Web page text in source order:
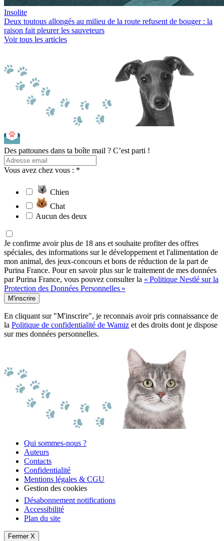
Insolite
Deux toutous allongés au milieu de la route refusent de bouger : la
raison fait pleurer les sauveteurs
Voir tous les articles
Des pattounes dans ta boîte mail ? C’est parti !
Vous avez chez vous : *
Chien
Chat
Aucun des deux
Je confirme avoir plus de 18 ans et souhaite profiter des offres
spéciales, des informations sur le développement et l'alimentation de
mon animal, des jeux-concours et bons de réduction de la part de
Purina France. Pour en savoir plus sur le traitement de mes données
par Purina France, vous pouvez consulter la « Politique Nestlé sur la
Protection des Données Personnelles »
M'inscrire
En cliquant sur "M'inscrire", je reconnais avoir pris connaissance de
la Politique de confidentialité de Wamiz et des droits dont je dispose
sur mes données personnelles.
Qui sommes-nous ?
Auteurs
Contacts
Confidentialité
Mentions légales & CGU
Gestion des cookies
Désabonnement notifications
Accessibilité
Plan du site
Fermer X